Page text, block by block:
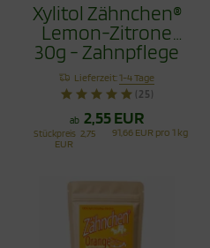
Xylitol Zähnchen®
Lemon-Zitrone
30g - Zahnpflege
Bonbons
Lieferzeit:1-4 Tage
(25)
ab 2,55 EUR
Stückpreis 2,75
EUR
91,66 EUR pro 1 kg